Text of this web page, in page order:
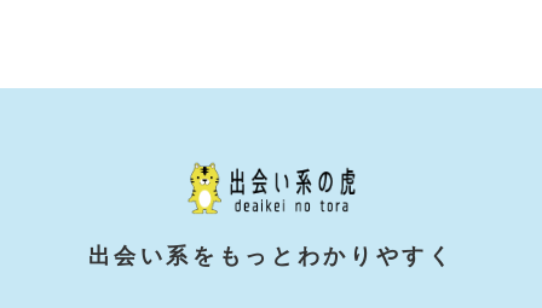
出会い系をもっとわかりやすく